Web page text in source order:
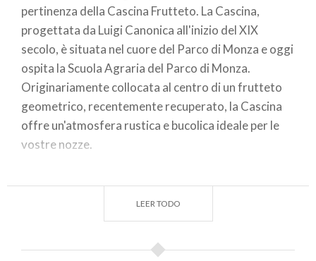
pertinenza della Cascina Frutteto. La Cascina,
progettata da Luigi Canonica all'inizio del XIX
secolo, è situata nel cuore del Parco di Monza e oggi
ospita la Scuola Agraria del Parco di Monza.
Originariamente collocata al centro di un frutteto
geometrico, recentemente recuperato, la Cascina
offre un'atmosfera rustica e bucolica ideale per le
vostre nozze.
coprono i costi amministrativi e
organizzativi, oltre al personale celebrante del
Comune di Monza. I pagamenti avverranno tramite
LEER TODO